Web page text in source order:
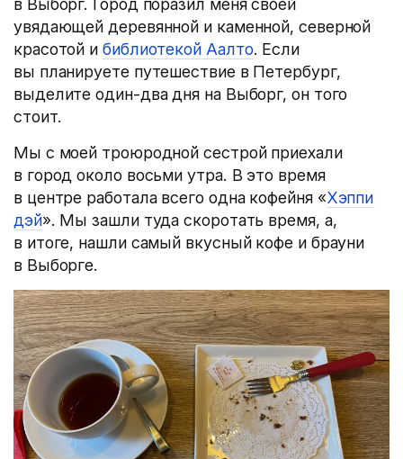
в Выборг. Город поразил меня своей
увядающей деревянной и каменной, северной
красотой ибиблиотекой Аалто. Если
вы планируете путешествие в Петербург,
выделите один-два дня на Выборг, он того
стоит.
Мы с моей троюродной сестрой приехали
в город около восьми утра. В это время
в центре работала всего одна кофейня «Хэппи
дэй». Мы зашли туда скоротать время, а,
в итоге, нашли самый вкусный кофе и брауни
в Выборге.